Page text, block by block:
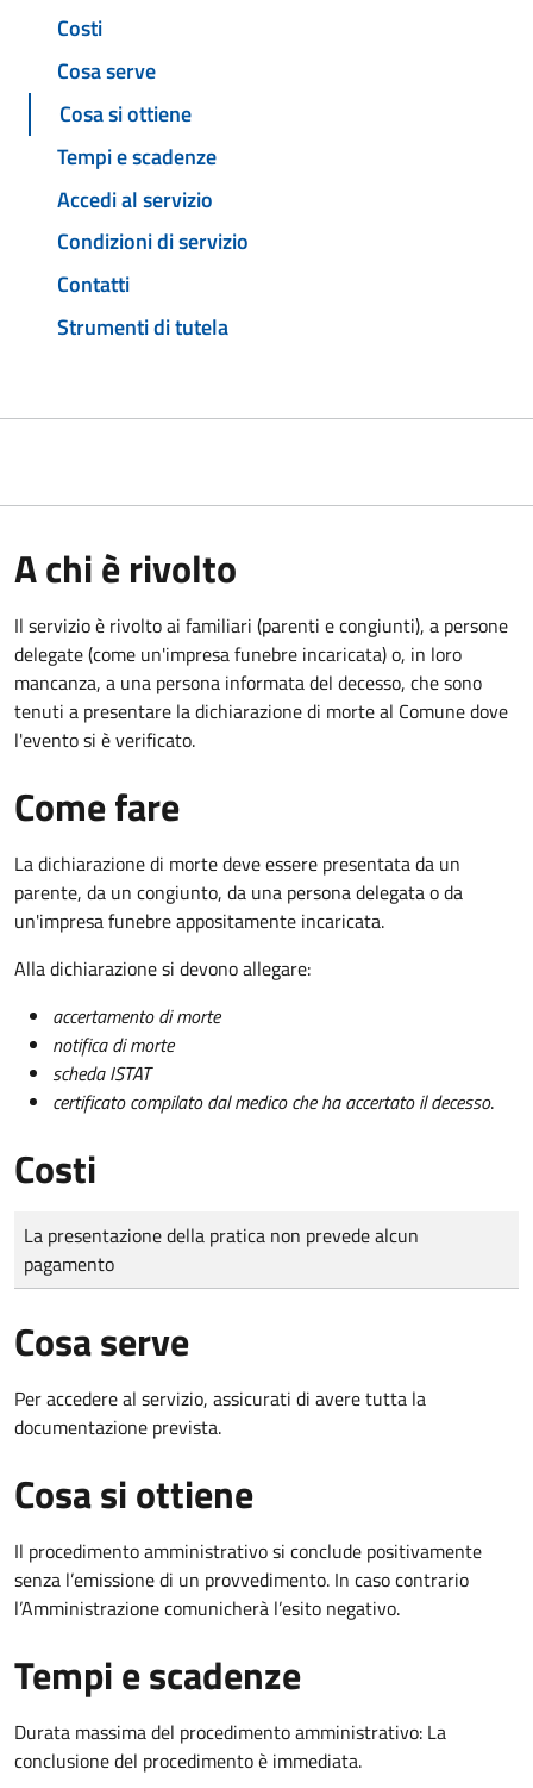
Costi
Cosa serve
Cosa si ottiene
Tempi e scadenze
Accedi al servizio
Condizioni di servizio
Contatti
Strumenti di tutela
A chi è rivolto
Il servizio è rivolto ai familiari (parenti e congiunti), a persone
delegate (come un'impresa funebre incaricata) o, in loro
mancanza, a una persona informata del decesso, che sono
tenuti a presentare la dichiarazione di morte al Comune dove
l'evento si è verificato.
Come fare
La dichiarazione di morte deve essere presentata da un
parente, da un congiunto, da una persona delegata o da
un'impresa funebre appositamente incaricata.
Alla dichiarazione si devono allegare:
accertamento di morte
notifica di morte
scheda ISTAT
certificato compilato dal medico che ha accertato il decesso.
Costi
Tipo di pagamento
Importo
La presentazione della pratica non prevede alcun
pagamento
Cosa serve
Per accedere al servizio, assicurati di avere tutta la
documentazione prevista.
Cosa si ottiene
Il procedimento amministrativo si conclude positivamente
senza l’emissione di un provvedimento. In caso contrario
l’Amministrazione comunicherà l’esito negativo.
Tempi e scadenze
Durata massima del procedimento amministrativo: La
conclusione del procedimento è immediata.